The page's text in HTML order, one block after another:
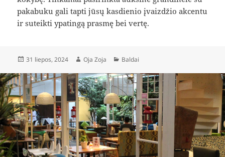
pakabuku gali tapti jūsų kasdienio įvaizdžio akcentu
ir suteikti ypatingą prasmę bei vertę.
Paskelbta
31 liepos, 2024 Autorius
Oja Zoja Kategorijos
Baldai